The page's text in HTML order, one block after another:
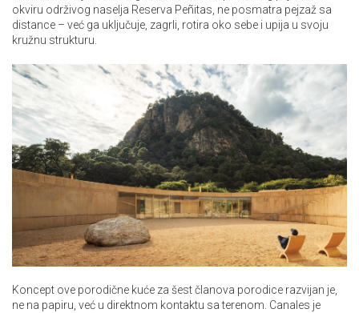
okviru održivog naselja Reserva Peñitas, ne posmatra pejzaž sa
distance – već ga uključuje, zagrli, rotira oko sebe i upija u svoju
kružnu strukturu.
Koncept ove porodične kuće za šest članova porodice razvijan je,
ne na papiru, već u direktnom kontaktu sa terenom. Canales je